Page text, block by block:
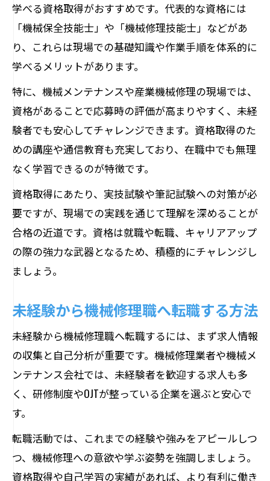
学べる資格取得がおすすめです。代表的な資格には
「機械保全技能士」や「機械修理技能士」などがあ
り、これらは現場での基礎知識や作業手順を体系的に
学べるメリットがあります。
特に、機械メンテナンスや産業機械修理の現場では、
資格があることで応募時の評価が高まりやすく、未経
験者でも安心してチャレンジできます。資格取得のた
めの講座や通信教育も充実しており、在職中でも無理
なく学習できるのが特徴です。
資格取得にあたり、実技試験や筆記試験への対策が必
要ですが、現場での実践を通じて理解を深めることが
合格の近道です。資格は就職や転職、キャリアアップ
の際の強力な武器となるため、積極的にチャレンジし
ましょう。
未経験から機械修理職へ転職する方法
未経験から機械修理職へ転職するには、まず求人情報
の収集と自己分析が重要です。機械修理業者や機械メ
ンテナンス会社では、未経験者を歓迎する求人も多
く、研修制度やOJTが整っている企業を選ぶと安心で
す。
転職活動では、これまでの経験や強みをアピールしつ
つ、機械修理への意欲や学ぶ姿勢を強調しましょう。
資格取得や自己学習の実績があれば、より有利に働き